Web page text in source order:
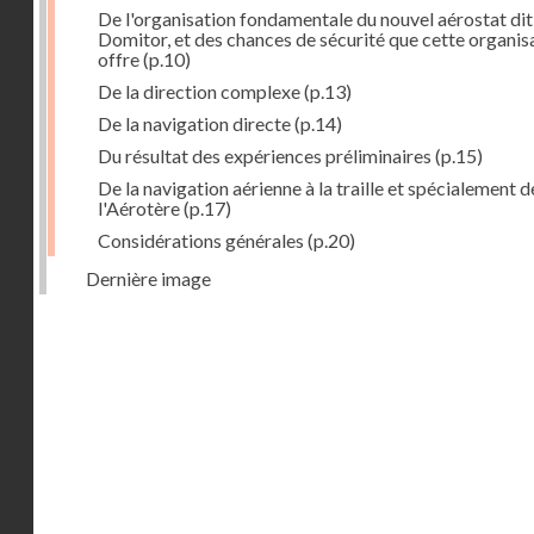
De l'organisation fondamentale du nouvel aérostat dit
Domitor, et des chances de sécurité que cette
offre(p.10)
De la direction complexe(p.13)
De la navigation directe(p.14)
Du résultat des expériences préliminaires (p.15)
De la navigation aérienne à la traille et spécialement
l'Aérotère(p.17)
Considérations générales (p.20)
Dernière image